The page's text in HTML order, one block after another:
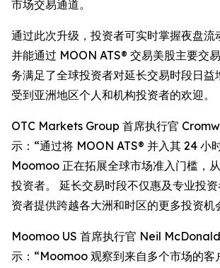
市场交易通道。
通过此次升级，投资者可实时掌握夜盘流
并能通过 MOON ATS® 交易美股主要交
务满足了全球投资者对延长交易时段日益
受到亚洲地区个人和机构投资者的欢迎。
OTC Markets Group 首席执行官
示：“通过将 MOON ATS® 并入其 24 小
Moomoo 正在拓展全球市场准入门槛，
投资者。 延长交易时段不仅惠及专业投
资者提供跨越各大洲和时区的更多投资机
Moomoo US 首席执行官 Neil
示：“Moomoo 观察到来自多个市场的客